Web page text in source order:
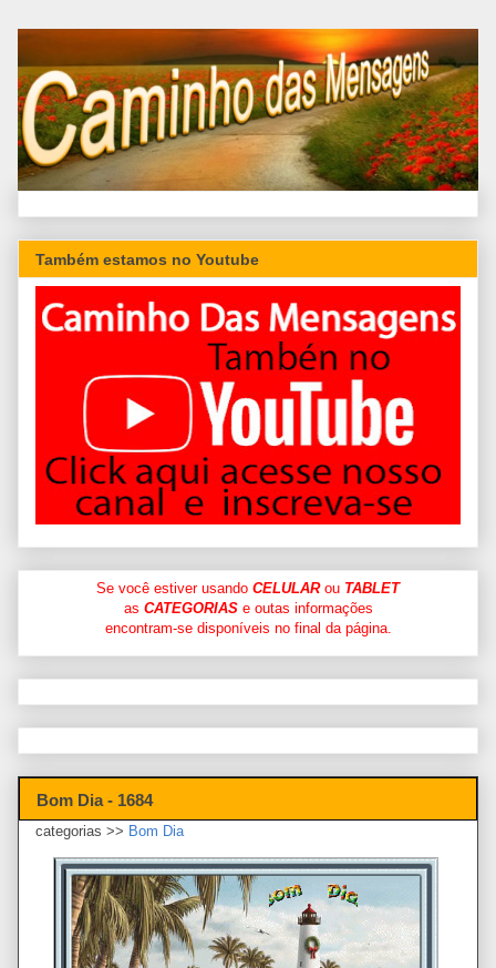
Também estamos no Youtube
Se você estiver usando CELULARou TABLET
as CATEGORIASe outas informações
encontram-se disponíveis no final da página.
Bom Dia - 1684
categorias >> Bom Dia